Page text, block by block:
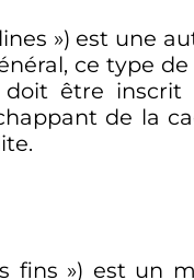
») est une
ce type
être inscrit
de la
fins ») est un